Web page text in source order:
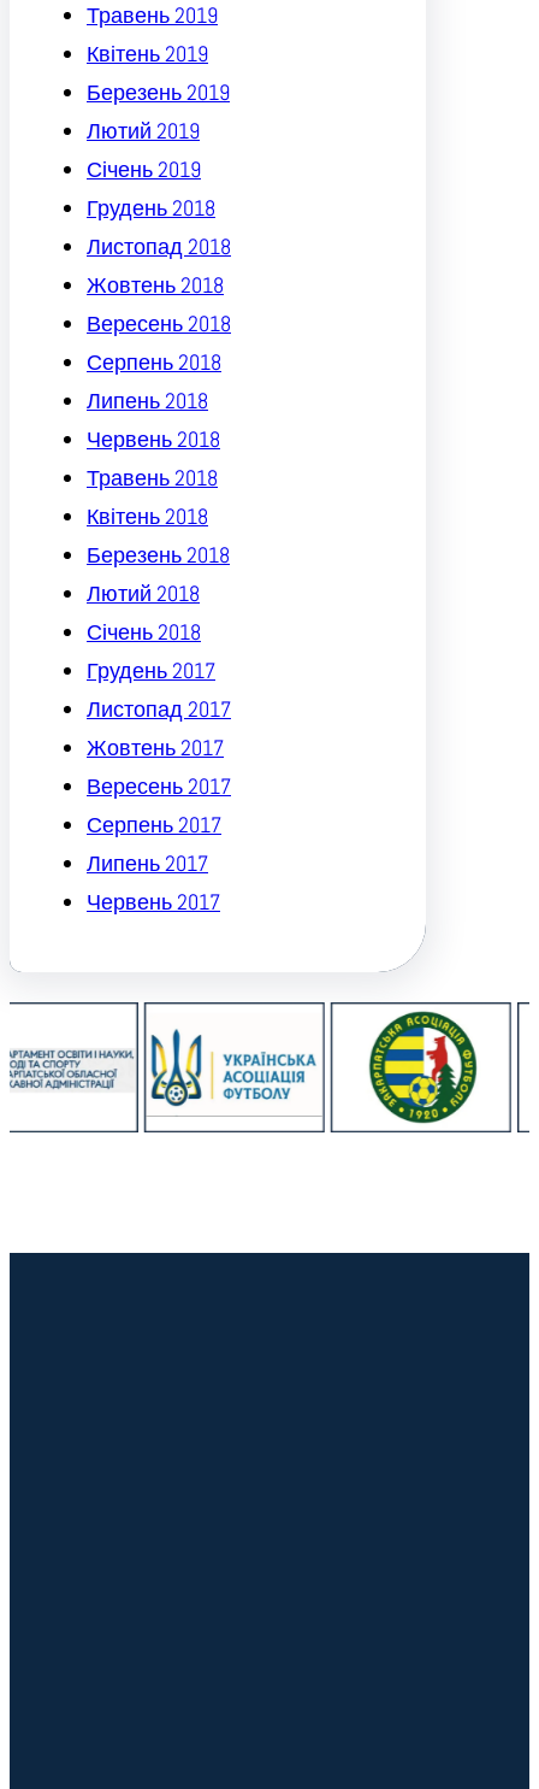
Травень 2019
Квітень 2019
Березень 2019
Лютий 2019
Січень 2019
Грудень 2018
Листопад 2018
Жовтень 2018
Вересень 2018
Серпень 2018
Липень 2018
Червень 2018
Травень 2018
Квітень 2018
Березень 2018
Лютий 2018
Січень 2018
Грудень 2017
Листопад 2017
Жовтень 2017
Вересень 2017
Серпень 2017
Липень 2017
Червень 2017